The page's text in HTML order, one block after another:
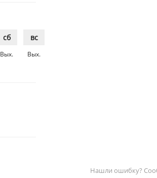
сб
Вых.
вс
Вых.
Нашли ошибку?